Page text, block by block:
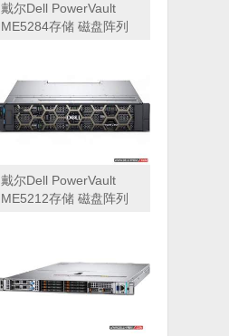
戴尔Dell PowerVault
ME5284存储 磁盘阵列
戴尔Dell PowerVault
ME5212存储 磁盘阵列